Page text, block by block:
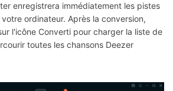
enregistrera immédiatement les pistes
ordinateur. Après la conversion,
l'icône Converti pour charger la liste de
toutes les chansons Deezer